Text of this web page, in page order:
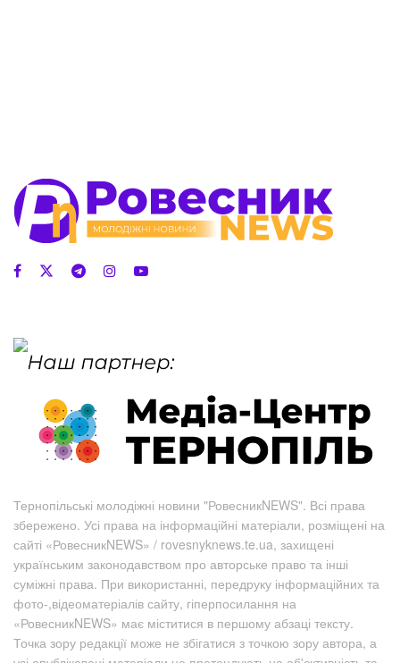
Тернопільські молодіжні новини "РовесникNEWS". Всі права
збережено. Усі права на інформаційні матеріали, розміщені на
сайті «РовесникNEWS» / rovesnyknews.te.ua, захищені
українським законодавством про авторське право та інші
суміжні права. При використанні, передруку інформаційних та
фото-,відеоматеріалів сайту, гіперпосилання на
«РовесникNEWS» має міститися в першому абзаці тексту.
Точка зору редакції може не збігатися з точкою зору автора, а